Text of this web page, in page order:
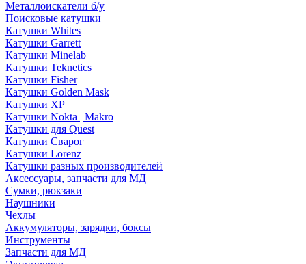
Металлоискатели б/у
Поисковые катушки
Катушки Whites
Катушки Garrett
Катушки Minelab
Катушки Teknetics
Катушки Fisher
Катушки Golden Mask
Катушки XP
Катушки Nokta | Makro
Катушки для Quest
Катушки Сварог
Катушки Lorenz
Катушки разных производителей
Аксессуары, запчасти для МД
Сумки, рюкзаки
Наушники
Чехлы
Аккумуляторы, зарядки, боксы
Инструменты
Запчасти для МД